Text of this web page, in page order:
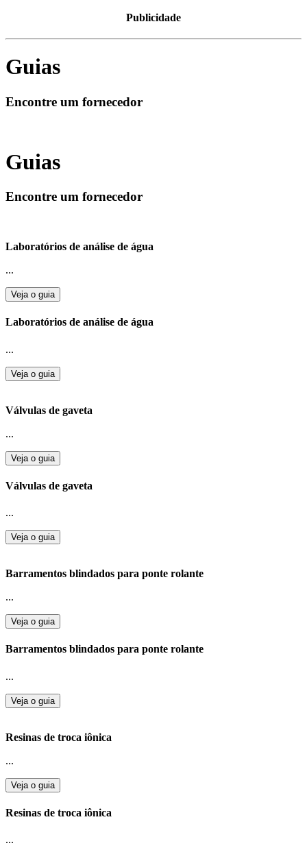
Publicidade
Guias
Encontre um fornecedor
Guias
Encontre um fornecedor
Laboratórios de análise de água
...
Veja o guia
Laboratórios de análise de água
...
Veja o guia
Válvulas de gaveta
...
Veja o guia
Válvulas de gaveta
...
Veja o guia
Barramentos blindados para ponte rolante
...
Veja o guia
Barramentos blindados para ponte rolante
...
Veja o guia
Resinas de troca iônica
...
Veja o guia
Resinas de troca iônica
...